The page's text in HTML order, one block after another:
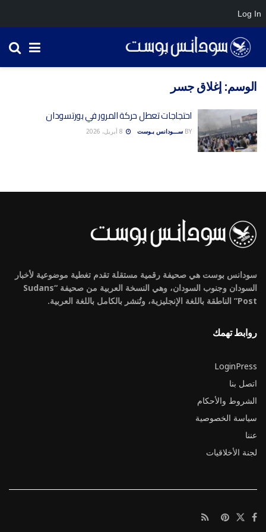
الوسم: إغلاق جسر
احتجاجات تعطل حركة المرور في بورتسودان
BY ســـودانس بـوست
سودانس بوست هي صحيفة رقمية مستقلة تقدم تغطية موضوعية لأخبار
السودان وجنوب السودان، وهي النسخة العربية من صحيفة “Sudans
Post” الناطقة باللغة الإنجليزية، وتُنشر بالكامل باللغة العربية.
روابط تهمك
LoginPress
اتصل بنا
الشروط والأحكام
سياسة الخصوصية
عننا
لجنة الأخلاقيات
Log In